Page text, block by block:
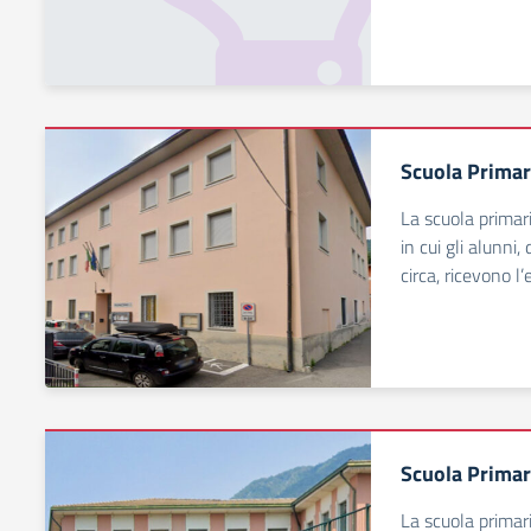
Scuola
La scuola
in cui gli alunni,
circa, ricevono
Scuola
La scuola